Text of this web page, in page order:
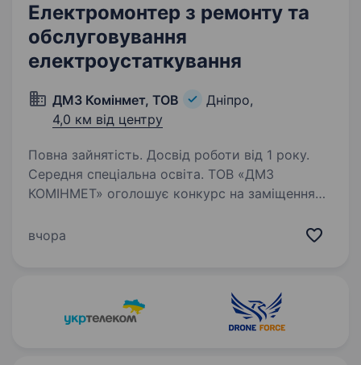
Електромонтер з ремонту та
обслуговування
електроустаткування
ДМЗ Комінмет, ТОВ
Дніпро,
4,0 км від центру
Повна зайнятість. Досвід роботи від 1 року.
Середня спеціальна освіта. ТОВ «ДМЗ
КОМІНМЕТ» оголошує конкурс на заміщення
та обслуговування електроустаткування
вчора